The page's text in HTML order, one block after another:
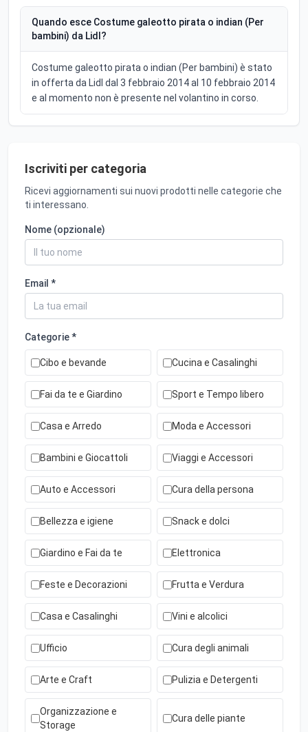
Quando esce Costume galeotto pirata o indian (Per
bambini) da Lidl?
Costume galeotto pirata o indian (Per bambini) è stato
in offerta da Lidl dal 3 febbraio 2014 al 10 febbraio 2014
e al momento non è presente nel volantino in corso.
Iscriviti per categoria
Ricevi aggiornamenti sui nuovi prodotti nelle categorie che
ti interessano.
Nome (opzionale)
Email *
Categorie *
Cibo e bevande Cucina e Casalinghi
Fai da te e Giardino Sport e Tempo libero
Casa e Arredo Moda e Accessori
Bambini e Giocattoli Viaggi e Accessori
Auto e Accessori Cura della persona
Bellezza e igiene Snack e dolci
Giardino e Fai da te Elettronica
Feste e Decorazioni Frutta e Verdura
Casa e Casalinghi Vini e alcolici
Ufficio Cura degli animali
Arte e Craft Pulizia e Detergenti
Organizzazione e
Storage
Cura delle piante